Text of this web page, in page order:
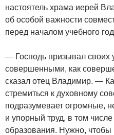
настоятель храма иерей
об особой важности
перед началом учебного
— Господь призывал своих
совершенными, как
сказал отец Владимир. —
стремиться к духовному
подразумевает огромные,
и упорный труд, в том
образования. Нужно,